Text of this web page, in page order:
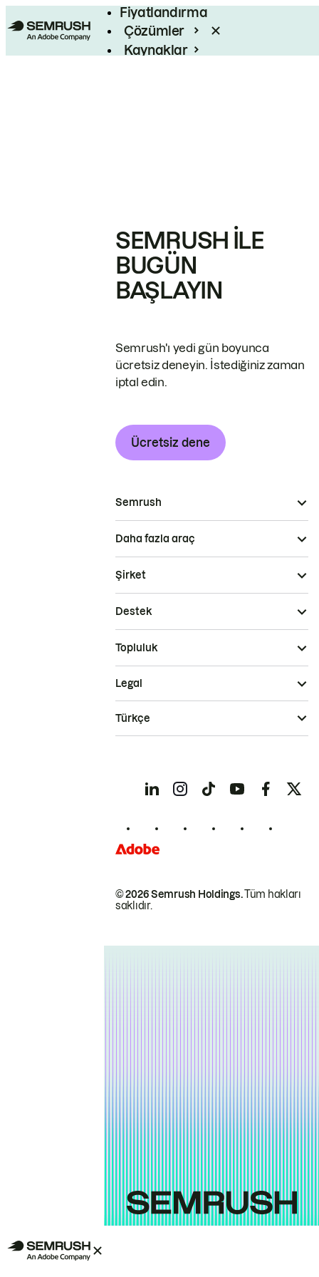
Fiyatlandırma
Çözümler
Kaynaklar
SEMRUSH ILE
BUGÜN
BAŞLAYIN
Semrush'ı yedi gün boyunca
ücretsiz deneyin. İstediğiniz zaman
iptal edin.
Ücretsiz dene
Semrush
Daha fazla araç
Şirket
Destek
Topluluk
© 2026 Semrush Holdings.Tüm hakları
saklıdır.
Legal
Türkçe